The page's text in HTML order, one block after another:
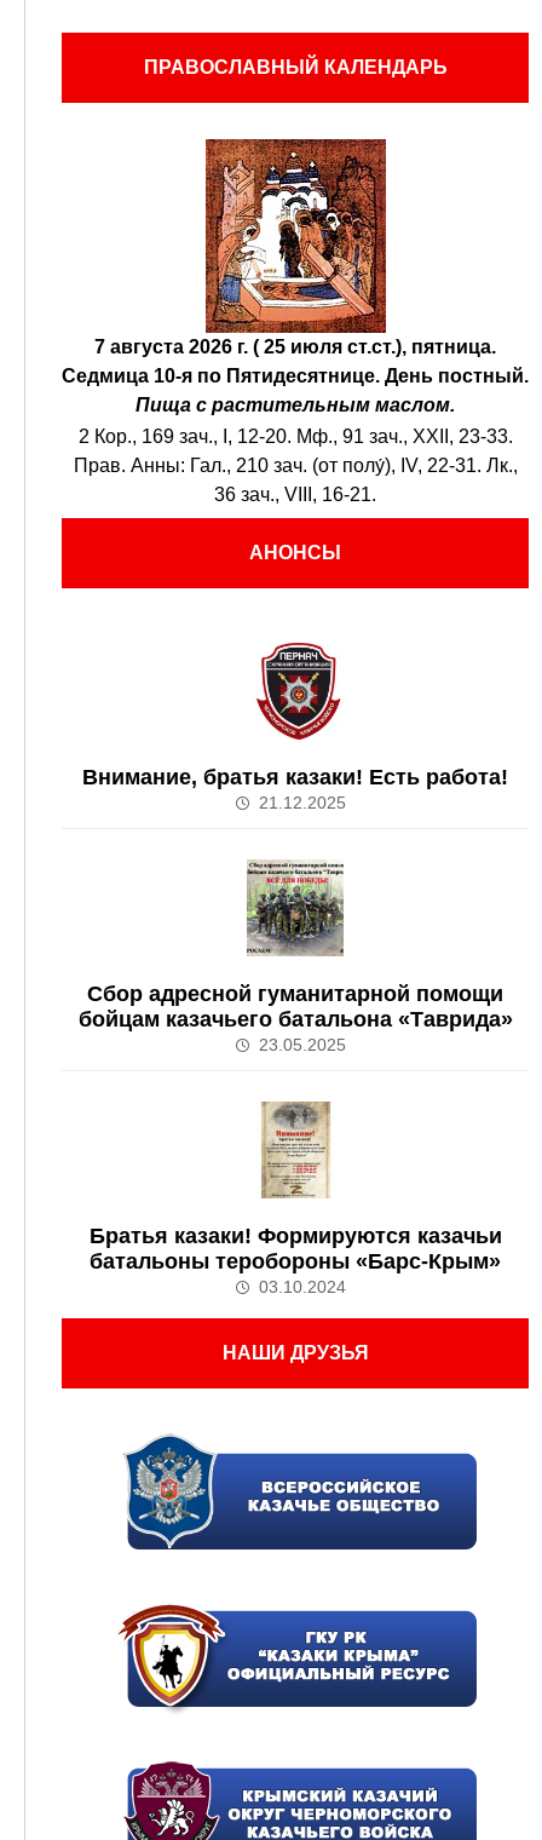
ПРАВОСЛАВНЫЙ КАЛЕНДАРЬ
7 августа 2026 г. ( 25 июля ст.ст.), пятница.
Седмица 10-я по Пятидесятнице. День постный.
Пища с растительным маслом.
2 Кор., 169 зач., I, 12-20. Мф., 91 зач., XXII, 23-33.
Прав. Анны: Гал., 210 зач. (от полу́), IV, 22-31. Лк.,
36 зач., VIII, 16-21.
АНОНСЫ
Внимание, братья казаки! Есть работа!
21.12.2025
Сбор адресной гуманитарной помощи
бойцам казачьего батальона «Таврида»
23.05.2025
Братья казаки! Формируются казачьи
батальоны теробороны «Барс-Крым»
03.10.2024
НАШИ ДРУЗЬЯ